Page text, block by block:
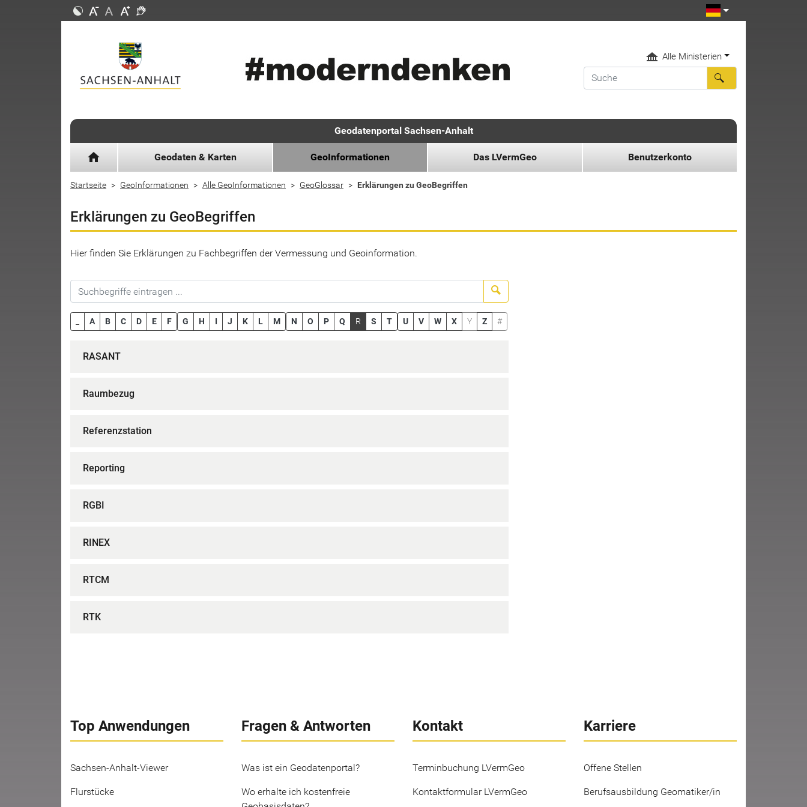
Alle Ministerien
Geodatenportal Sachsen-Anhalt
home Geodaten & Karten GeoInformationen Das LVermGeo Benutzerkonto
Startseite GeoInformationen Alle GeoInformationen GeoGlossar Erklärungen zu GeoBegriffen
Erklärungen zu GeoBegriffen
Hier finden Sie Erklärungen zu Fachbegriffen der Vermessung und Geoinformation.
A B C D E F G H I J K L M N O P Q R S T U V W X Y Z #
RASANT
Raumbezug
Referenzstation
Reporting
RGBI
RINEX
RTCM
RTK
Top Anwendungen
Sachsen-Anhalt-Viewer
Flurstücke
Fragen & Antworten
Was ist ein Geodatenportal?
Wo erhalte ich kostenfreie
Kontakt
Terminbuchung LVermGeo
Kontaktformular LVermGeo
Karriere
Offene Stellen
Berufsausbildung Geomatiker/in